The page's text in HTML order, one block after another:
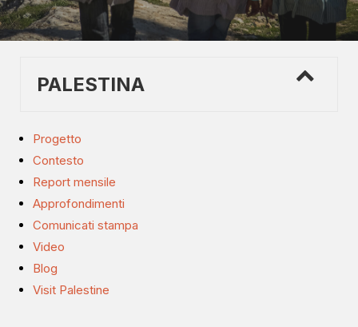
PALESTINA
Progetto
Contesto
Report mensile
Approfondimenti
Comunicati stampa
Video
Blog
Visit Palestine